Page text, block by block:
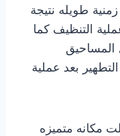
طويله نتيجة
التنظيف كما
بعد عملية
مكانه متميزه